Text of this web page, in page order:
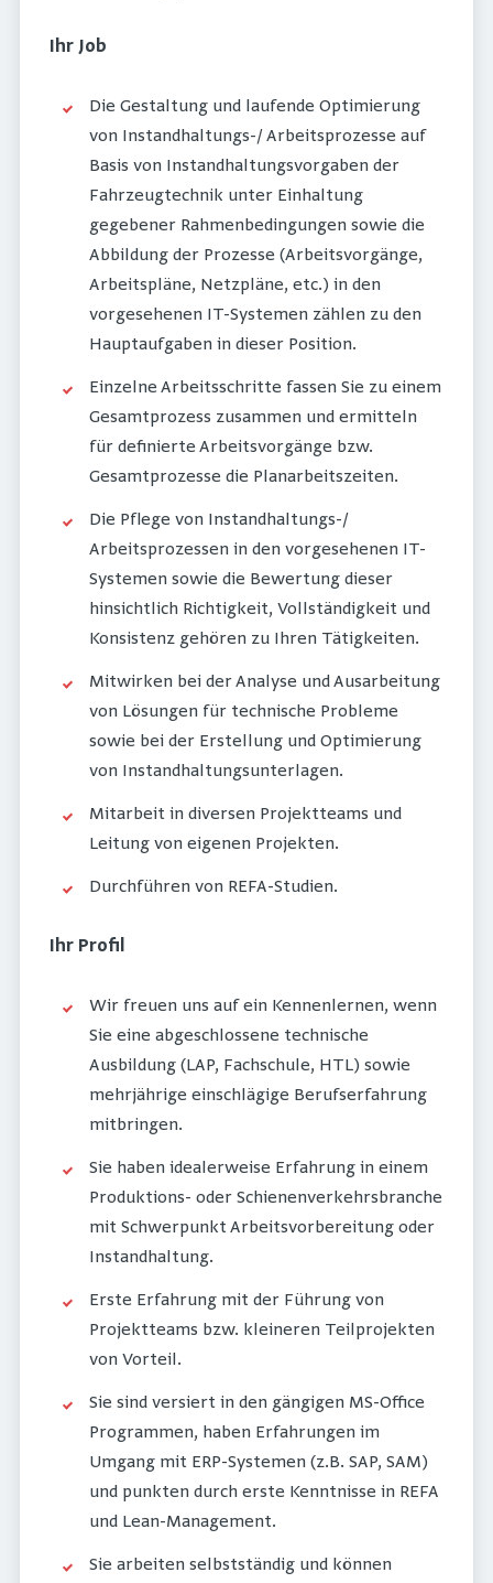
Ihr Job
Die Gestaltung und laufende Optimierung
von Instandhaltungs-/ Arbeitsprozesse auf
Basis von Instandhaltungsvorgaben der
Fahrzeugtechnik unter Einhaltung
gegebener Rahmenbedingungen sowie die
Abbildung der Prozesse (Arbeitsvorgänge,
Arbeitspläne, Netzpläne, etc.) in den
vorgesehenen IT-Systemen zählen zu den
Hauptaufgaben in dieser Position.
Einzelne Arbeitsschritte fassen Sie zu einem
Gesamtprozess zusammen und ermitteln
für definierte Arbeitsvorgänge bzw.
Gesamtprozesse die Planarbeitszeiten.
Die Pflege von Instandhaltungs-/
Arbeitsprozessen in den vorgesehenen IT-
Systemen sowie die Bewertung dieser
hinsichtlich Richtigkeit, Vollständigkeit und
Konsistenz gehören zu Ihren Tätigkeiten.
Mitwirken bei der Analyse und Ausarbeitung
von Lösungen für technische Probleme
sowie bei der Erstellung und Optimierung
von Instandhaltungsunterlagen.
Mitarbeit in diversen Projektteams und
Leitung von eigenen Projekten.
Durchführen von REFA-Studien.
Ihr Profil
Wir freuen uns auf ein Kennenlernen, wenn
Sie eine abgeschlossene technische
Ausbildung (LAP, Fachschule, HTL) sowie
mehrjährige einschlägige Berufserfahrung
mitbringen.
Sie haben idealerweise Erfahrung in einem
Produktions- oder Schienenverkehrsbranche
mit Schwerpunkt Arbeitsvorbereitung oder
Instandhaltung.
Erste Erfahrung mit der Führung von
Projektteams bzw. kleineren Teilprojekten
von Vorteil.
Sie sind versiert in den gängigen MS-Office
Programmen, haben Erfahrungen im
Umgang mit ERP-Systemen (z.B. SAP, SAM)
und punkten durch erste Kenntnisse in REFA
und Lean-Management.
Sie arbeiten selbstständig und können